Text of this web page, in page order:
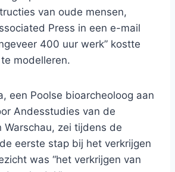
van oude mensen,
Press in een e-mail
400 uur werk” kostte
modelleren.
een Poolse bioarcheoloog aan
Andesstudies van de
Warschau, zei tijdens de
eerste stap bij het verkrijgen
was “het verkrijgen van